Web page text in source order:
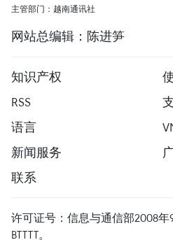
主管部门：越南通讯社
网站总编辑：陈进笋
知识产权
RSS
语言
新闻服务
联系
许可证号：信息与通信部2008年
BTTTT。